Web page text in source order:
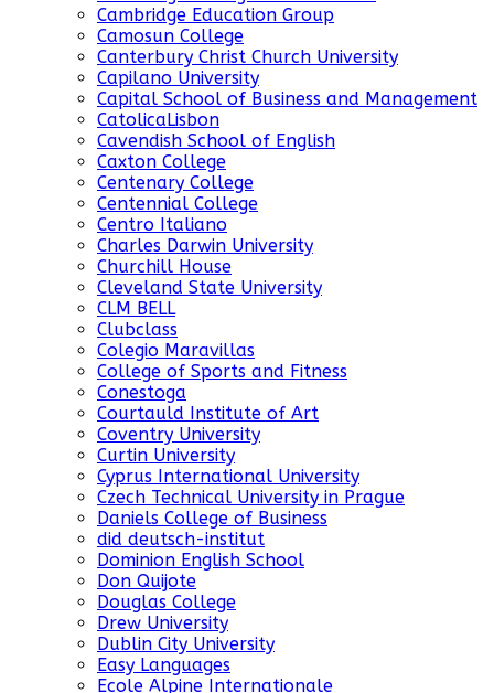
Cambridge Education Group
Camosun College
Canterbury Christ Church University
Capilano University
Capital School of Business and Management
CatolicaLisbon
Cavendish School of English
Caxton College
Centenary College
Centennial College
Centro Italiano
Charles Darwin University
Churchill House
Cleveland State University
CLM BELL
Clubclass
Colegio Maravillas
College of Sports and Fitness
Conestoga
Courtauld Institute of Art
Coventry University
Curtin University
Cyprus International University
Czech Technical University in Prague
Daniels College of Business
did deutsch-institut
Dominion English School
Don Quijote
Douglas College
Drew University
Dublin City University
Easy Languages
Ecole Alpine Internationale